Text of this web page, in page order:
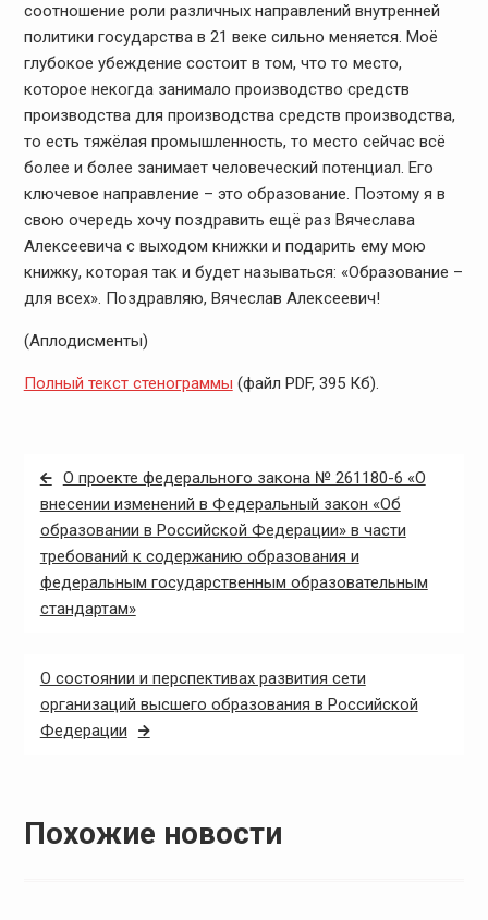
соотношение роли различных направлений внутренней
политики государства в 21 веке сильно меняется. Моё
глубокое убеждение состоит в том, что то место,
которое некогда занимало производство средств
производства для производства средств производства,
то есть тяжёлая промышленность, то место сейчас всё
более и более занимает человеческий потенциал. Его
ключевое направление – это образование. Поэтому я в
свою очередь хочу поздравить ещё раз Вячеслава
Алексеевича с выходом книжки и подарить ему мою
книжку, которая так и будет называться: «Образование –
для всех». Поздравляю, Вячеслав Алексеевич!
(Аплодисменты)
Полный текст стенограммы (файл PDF, 395 Кб).
Навигация
по
записям
О проекте федерального закона № 261180-6 «О
внесении изменений в Федеральный закон «Об
образовании в Российской Федерации» в части
требований к содержанию образования и
федеральным государственным образовательным
стандартам»
О состоянии и перспективах развития сети
организаций высшего образования в Российской
Федерации
Похожие новости